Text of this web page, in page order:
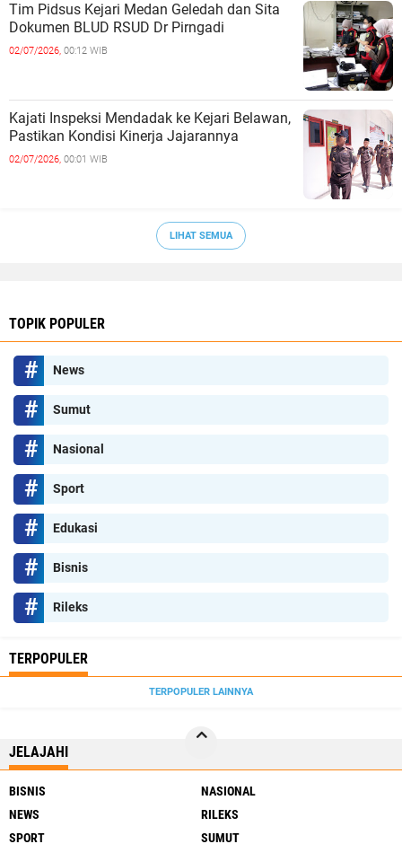
Tim Pidsus Kejari Medan Geledah dan Sita
Dokumen BLUD RSUD Dr Pirngadi
02/07/2026, 00:12 WIB
Kajati Inspeksi Mendadak ke Kejari Belawan,
Pastikan Kondisi Kinerja Jajarannya
02/07/2026, 00:01 WIB
LIHAT SEMUA
TOPIK POPULER
News
Sumut
Nasional
Sport
Edukasi
Bisnis
Rileks
TERPOPULER
TERPOPULER LAINNYA
JELAJAHI
BISNIS
NASIONAL
NEWS
RILEKS
SPORT
SUMUT